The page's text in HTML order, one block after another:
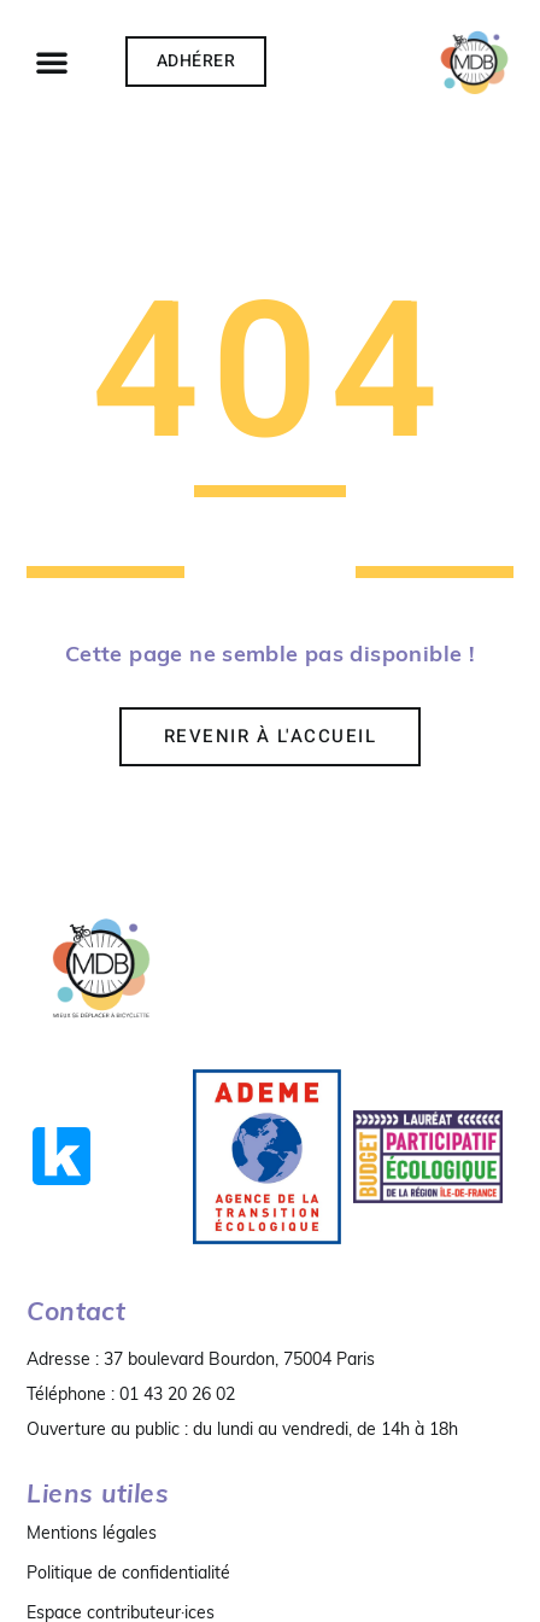
ADHÉRER
404
Cette page ne semble pas disponible !
REVENIR À L'ACCUEIL
Contact
Adresse : 37 boulevard Bourdon, 75004 Paris
Téléphone : 01 43 20 26 02
Ouverture au public : du lundi au vendredi, de 14h à 18h
Liens utiles
Mentions légales
Politique de confidentialité
Espace contributeur·ices